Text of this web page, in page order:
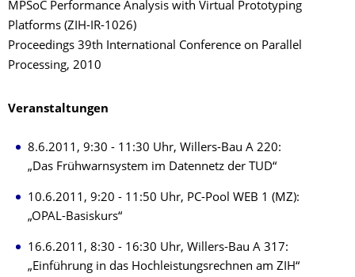
MPSoC Performance Analysis with Virtual Prototyping
Platforms (ZIH-IR-1026)
Proceedings 39th International Conference on Parallel
Processing, 2010
Veranstaltungen
8.6.2011, 9:30 - 11:30 Uhr, Willers-Bau A 220:
„Das Frühwarnsystem im Datennetz der TUD“
10.6.2011, 9:20 - 11:50 Uhr, PC-Pool WEB 1 (MZ):
„OPAL-Basiskurs“
16.6.2011, 8:30 - 16:30 Uhr, Willers-Bau A 317:
„Einführung in das Hochleistungsrechnen am ZIH“